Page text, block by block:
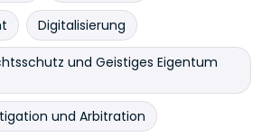
Digitalisierung
und Geistiges Eigentum
und Arbitration